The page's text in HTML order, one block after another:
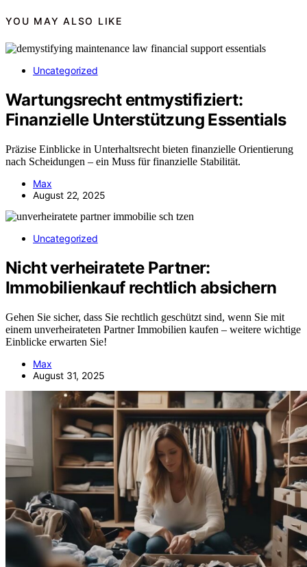
YOU MAY ALSO LIKE
Uncategorized
Wartungsrecht entmystifiziert:
Finanzielle Unterstützung Essentials
Präzise Einblicke in Unterhaltsrecht bieten finanzielle Orientierung
nach Scheidungen – ein Muss für finanzielle Stabilität.
Max
August 22, 2025
Uncategorized
Nicht verheiratete Partner:
Immobilienkauf rechtlich absichern
Gehen Sie sicher, dass Sie rechtlich geschützt sind, wenn Sie mit
einem unverheirateten Partner Immobilien kaufen – weitere wichtige
Einblicke erwarten Sie!
Max
August 31, 2025